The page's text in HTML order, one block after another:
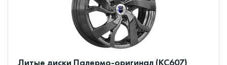
Литые диски Палермо-оригинал (КС607)